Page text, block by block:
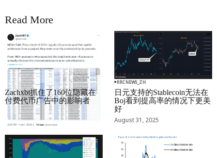
Read More
RRCNEWS_ZH
Zachxbt抓住了160位隐藏在
付费代币广告中的影响者
September 01, 2025
RRCNEWS_ZH
日元支持的Stablecoin无法在
Boj看到提高率的情况下更美
好
August 31, 2025